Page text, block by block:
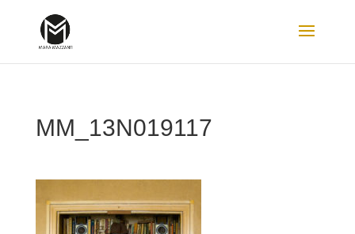
MM_13N019117